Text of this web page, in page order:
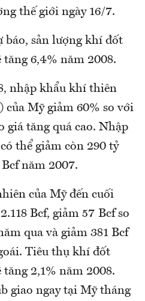
thế giới ngày 16/7.
báo, sản lượng khí đốt
6,4% năm 2008.
nhập khẩu khí thiên
Mỹ giảm 60% so với
giá tăng quá cao. Nhập
thể giảm còn 290 tỷ
năm 2007.
của Mỹ đến cuối
Bcf, giảm 57 Bcf so
qua và giảm 381 Bcf
Tiêu thụ khí đốt
2,1% năm 2008.
giao ngay tại Mỹ tháng